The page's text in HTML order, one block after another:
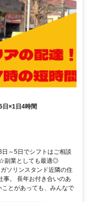
日×1日4時間
～5日でシフトはご相談
副業としても最適◎
ソリンスタンド近隣の住
事。 長年お付き合いのあ
とがあっても、みんなで